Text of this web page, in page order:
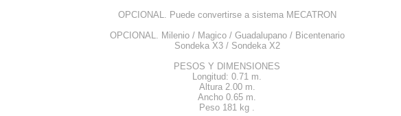
OPCIONAL. Puede convertirse a sistema MECATRON
OPCIONAL. Milenio / Magico / Guadalupano / Bicentenario
Sondeka X3 / Sondeka X2
PESOS Y DIMENSIONES
Longitud: 0.71 m.
Altura 2.00 m.
Ancho 0.65 m.
Peso 181 kg .